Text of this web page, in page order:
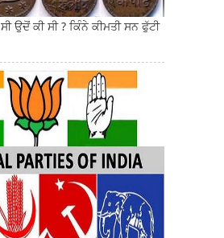
ਉਦੋਂ ਕੀ ਸੀ ? ਕਿੰਨੇ ਕੀਮਤੀ ਸਨ ਫੁੱਟੀ